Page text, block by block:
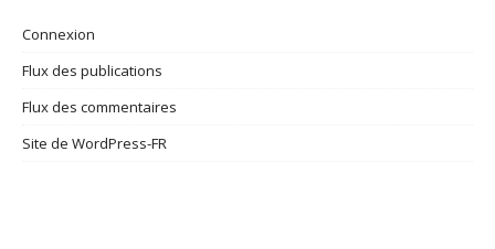
Connexion
Flux des publications
Flux des commentaires
Site de WordPress-FR